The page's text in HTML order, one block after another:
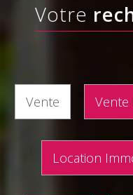
Votre
Vente Vente
Location